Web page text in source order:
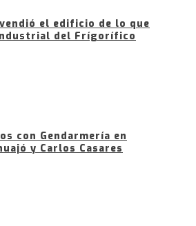
el edificio de lo que
del Frígorífico
con Gendarmería en
y Carlos Casares